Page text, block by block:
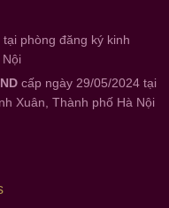
phòng đăng ký kinh
cấp ngày 29/05/2024 tại
Xuân, Thành phố Hà Nội